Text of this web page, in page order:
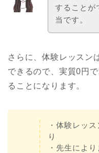
することが
当です。
さらに、体験レッスン
できるので、実質0円
ることになります。
・体験レッ
り
・先生によ